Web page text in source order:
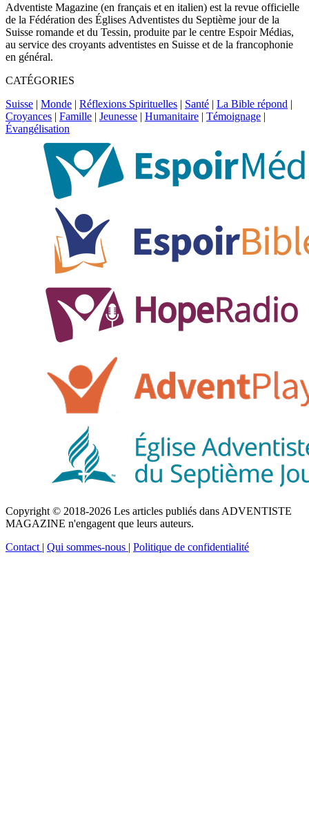
Adventiste Magazine (en français et en italien) est la revue officielle
de la Fédération des Églises Adventistes du Septième jour de la
Suisse romande et du Tessin, produite par le centre Espoir Médias,
au service des croyants adventistes en Suisse et de la francophonie
en général.
CATÉGORIES
Suisse | Monde | Réflexions Spirituelles | Santé | La Bible répond |
Croyances | Famille | Jeunesse | Humanitaire | Témoignage |
Évangélisation
Copyright © 2018-2026 Les articles publiés dans ADVENTISTE
MAGAZINE n'engagent que leurs auteurs.
Contact | Qui sommes-nous | Politique de confidentialité